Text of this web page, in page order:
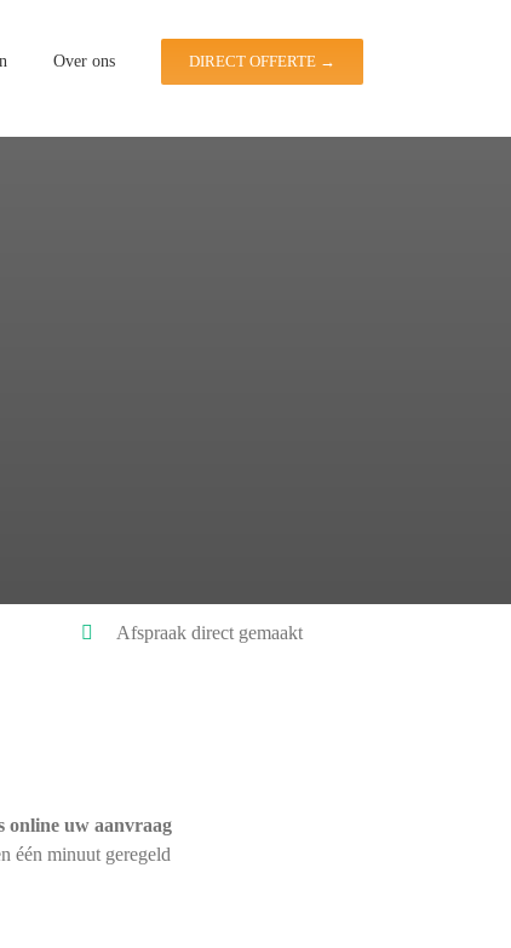
Over ons DIRECT OFFERTE →
Afspraak direct gemaakt
online uw aanvraag
één minuut geregeld